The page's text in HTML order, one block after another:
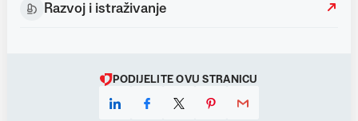
Razvoj i istraživanje
PODIJELITE OVU STRANICU